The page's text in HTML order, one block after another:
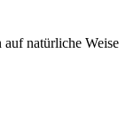
natürliche Weise